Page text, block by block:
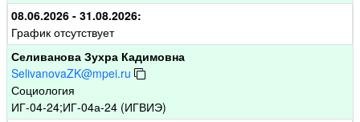
08.06.2026 - 31.08.2026:
График отсутствует
Селиванова Зухра Кадимовна
SelivanovaZK@mpei.ru
Социология
ИГ-04-24;ИГ-04а-24 (ИГВИЭ)